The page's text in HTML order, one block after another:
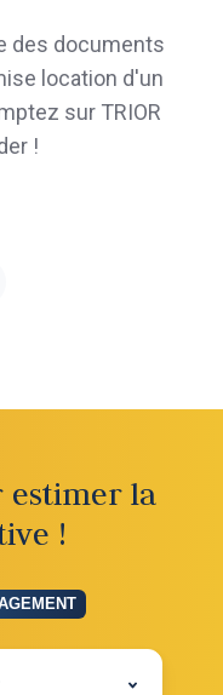
des documents
location d'un
sur TRIOR
!
estimer la
!